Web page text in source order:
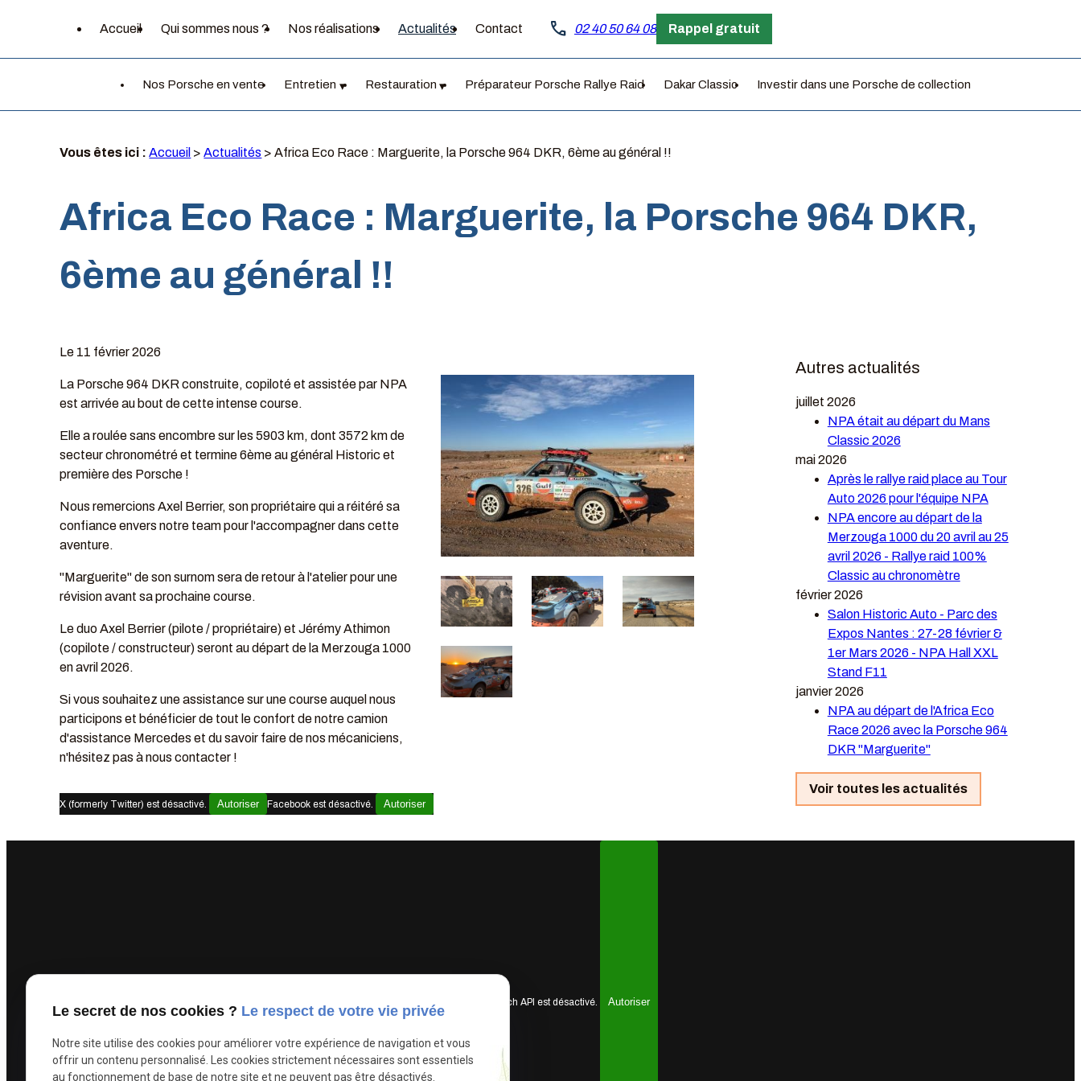
Accueil Qui sommes nous ? Nos réalisations Actualités Contact call 02 40 50 64 08 Rappel gratuit
Nos Porsche en vente Entretien Restauration Préparateur Porsche Rallye Raid Dakar Classic Investir dans une Porsche de collection
Vous êtes ici : Accueil >Actualités > Africa Eco Race : Marguerite, la Porsche 964 DKR, 6ème au général !!
Africa Eco Race : Marguerite, la Porsche 964 DKR,
6ème au général !!
Le 11 février 2026
La Porsche 964 DKR construite, copiloté et assistée par NPA
est arrivée au bout de cette intense course.
Elle a roulée sans encombre sur les 5903 km, dont 3572 km de
secteur chronométré et termine 6ème au général Historic et
première des Porsche !
Nous remercions Axel Berrier, son propriétaire qui a réitéré sa
confiance envers notre team pour l'accompagner dans cette
aventure.
"Marguerite" de son surnom sera de retour à l'atelier pour une
révision avant sa prochaine course.
Le duo Axel Berrier (pilote / propriétaire) et Jérémy Athimon
(copilote / constructeur) seront au départ de la Merzouga 1000
en avril 2026.
Si vous souhaitez une assistance sur une course auquel nous
participons et bénéficier de tout le confort de notre camion
d'assistance Mercedes et du savoir faire de nos mécaniciens,
n'hésitez pas à nous contacter !
X (formerly Twitter) est désactivé. Autoriser Facebook est désactivé. Autoriser
Autres actualités
juillet 2026
NPA était au départ du Mans
Classic 2026
mai 2026
Après le rallye raid place au Tour
Auto 2026 pour l'équipe NPA
NPA encore au départ de la
Merzouga 1000 du 20 avril au 25
avril 2026 - Rallye raid 100%
Classic au chronomètre
février 2026
Salon Historic Auto - Parc des
Expos Nantes : 27-28 février &
1er Mars 2026 - NPA Hall XXL
Stand F11
janvier 2026
NPA au départ de l'Africa Eco
Race 2026 avec la Porsche 964
DKR "Marguerite"
Voir toutes les actualités
Google Maps Search API est désactivé. Autoriser
Le secret de nos cookies ? Le respect de votre vie privée
Notre site utilise des cookies pour améliorer votre expérience de navigation et vous
offrir un contenu personnalisé. Les cookies strictement nécessaires sont essentiels
au fonctionnement de base de notre site et ne peuvent pas être désactivés.